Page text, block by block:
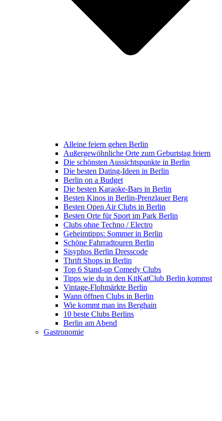
Alleine feiern gehen Berlin
Außergewöhnliche Orte zum Geburtstag feiern
Die schönsten Aussichtspunkte in Berlin
Die besten Dating-Ideen in Berlin
Berlin on a Budget
Die besten Karaoke-Bars in Berlin
Besten Kinos in Berlin-Prenzlauer Berg
Besten Open Air Clubs in Berlin
Besten Orte für Sport im Park Berlin
Clubs ohne Techno / Electro
Geheimtipps: Sommer in Berlin
Schöne Fahrradtouren Berlin
Sisyphos Berlin Dresscode
Thrift Shops in Berlin
Top 6 Stand-up Comedy Clubs
Tipps wie du in den KitKatClub Berlin kommst
Vintage-Flohmärkte Berlin
Wann öffnen Clubs in Berlin
Wie kommt man ins Berghain
10 beste Clubs Berlins
Berlin am Abend
Gastronomie